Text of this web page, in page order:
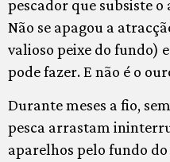
pescador que subsiste
Não se apagou a
valioso peixe do fundo)
pode fazer. E não é o
Durante meses a fio,
pesca arrastam
aparelhos pelo fundo